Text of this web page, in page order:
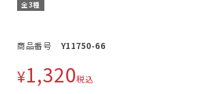
全3種
商品番号 Y11750-66
¥1,320税込